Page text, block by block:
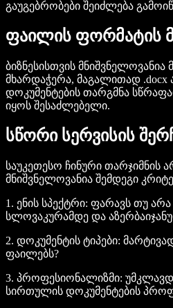
გაუგებრობები შეიძლება
ფაილის ფორმატის
ბიზნესისთვის
მხარდაჭერა, მაგალითად .docx
დოკუმენტების თარგმნა
იყოს შესაძლებელი.
სწორი სერვისის
საუკეთესო ჩინური თარჯიმნის
მნიშვნელოვანია შემდეგი
1. ენის სპექტრი: ფარავს თუ
სლოვაკურამდე და
2. დოკუმენტის ტიპები:
ფაილებს?
3. პროფესიონალიზმი:
სირთულის დოკუმენტების